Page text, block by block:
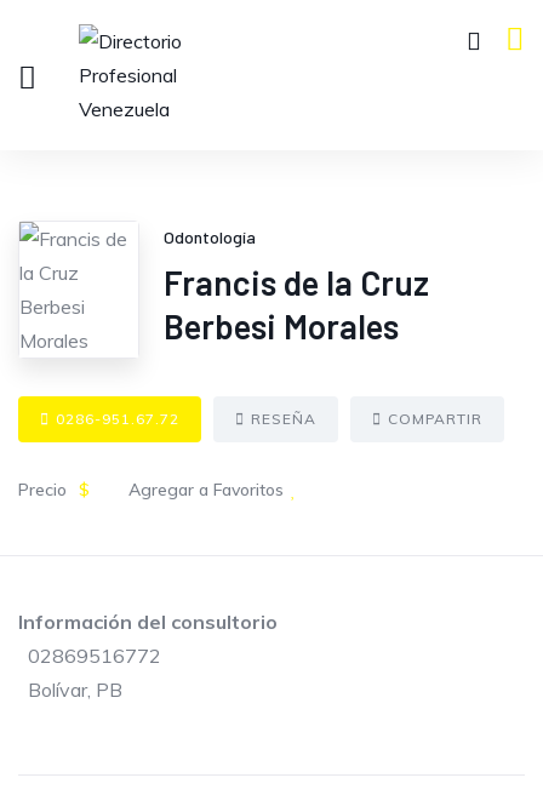
Odontología
Francis de la Cruz
Berbesi Morales
0286-951.67.72 RESEÑA COMPARTIR
Precio $ Agregar a Favoritos
Información del consultorio
02869516772
Bolívar, PB